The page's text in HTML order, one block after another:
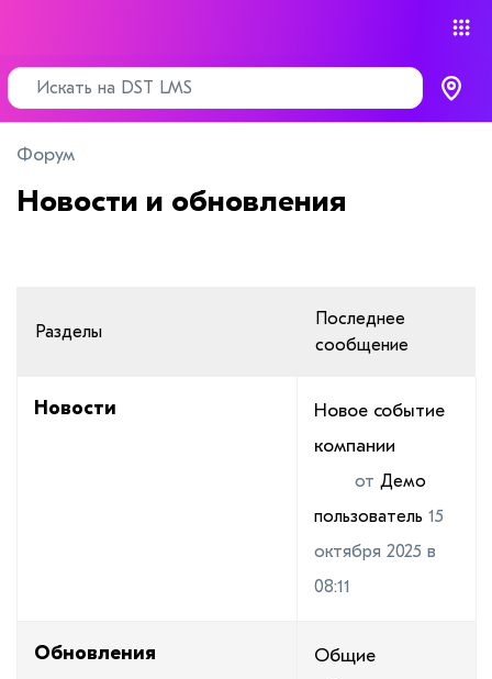
Форум
Новости и обновления
Разделы
Последнее
сообщение
Новости
Новое событие
компании
от Демо
пользователь 15
октября 2025 в
08:11
Обновления
Общие